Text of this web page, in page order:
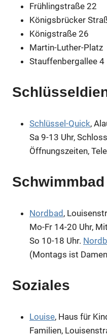
Frühlingstraße 22
Königsbrücker
Königstraße 26
Martin-Luther-Platz
Stauffenbergallee 4
Schlüssel-Quick,
Sa 9-13 Uhr,
Öffnungszeiten,
Nordbad,
Mo-Fr 14-20 Uhr,
So 10-18 Uhr.
(Montags ist
Soziales
Louise, Haus für
Familien,